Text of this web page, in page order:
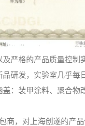
严格的产品质量控制
研发，实验室几乎每
：装甲涂料、聚合
商，对上海创遂的产